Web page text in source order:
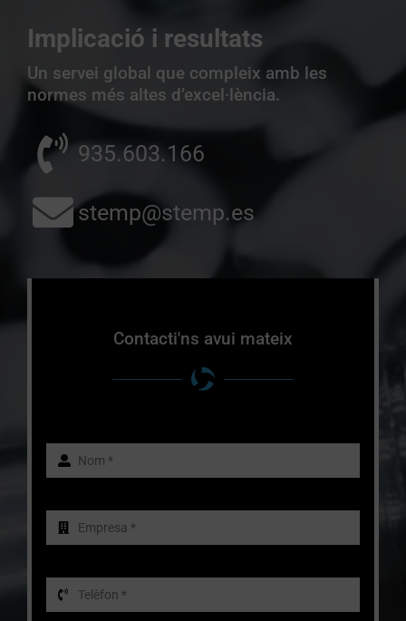
Implicació i resultats
Un servei global que compleix amb les
normes més altes d’excel·lència.
935.603.166
stemp@stemp.es
Contacti'ns avui mateix